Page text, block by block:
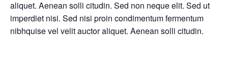
aliquet. Aenean solli citudin. Sed non neque elit. Sed ut
imperdiet nisi. Sed nisi proin condimentum fermentum
nibhquise vel velit auctor aliquet. Aenean solli citudin.